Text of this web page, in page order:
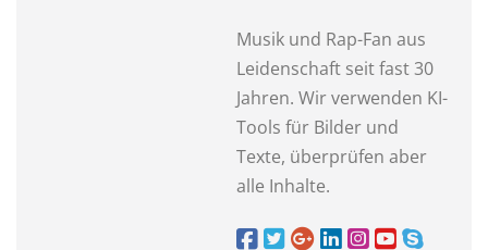
Musik und Rap-Fan aus
Leidenschaft seit fast 30
Jahren. Wir verwenden KI-
Tools für Bilder und
Texte, überprüfen aber
alle Inhalte.